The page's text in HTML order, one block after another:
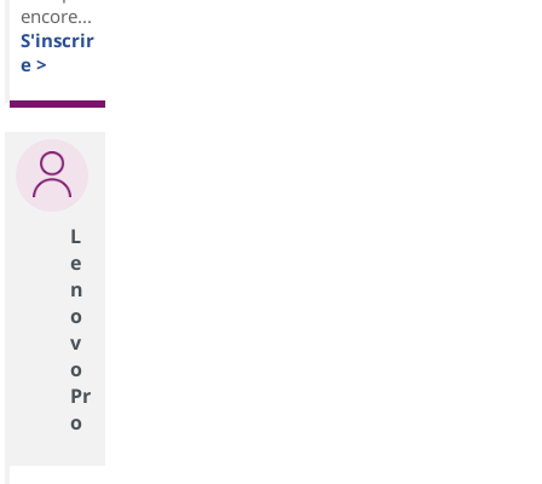
encore...
S'inscrir
e >
L
e
n
o
v
o
Pr
o